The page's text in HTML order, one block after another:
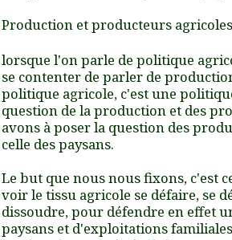
Production et producteurs agricoles
lorsque l'on parle de politique
se contenter de parler de
politique agricole, c'est une
question de la production et des
avons à poser la question des
celle des paysans.
Le but que nous nous fixons, c'est
voir le tissu agricole se défaire, se
dissoudre, pour défendre en effet
paysans et d'exploitations